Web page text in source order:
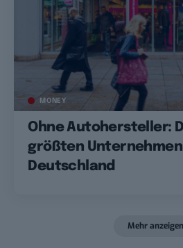
MONEY
Ohne Autohersteller:
größten Unternehmen
Deutschland
Mehr anzeigen